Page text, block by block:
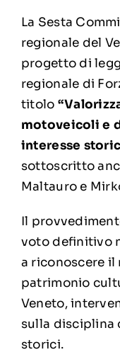
La Sesta
regionale del
progetto di
regionale di
titolo
motoveicoli e
interesse
sottoscritto
Maltauro e
Il
voto definitivo
a riconoscere
patrimonio
Veneto,
sulla disciplina
storici.